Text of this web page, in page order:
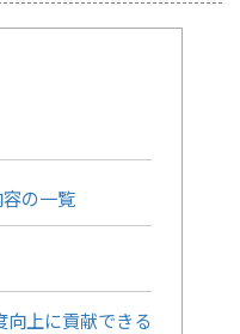
の一覧
上に貢献できる